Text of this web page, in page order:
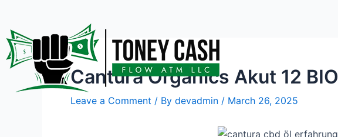
content
Cantura Organics Akut 12
Leave a Comment / By devadmin / March 26, 2025
navigation